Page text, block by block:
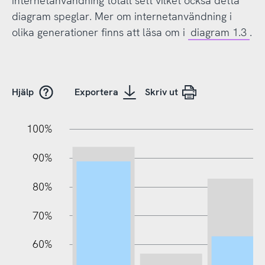
diagram speglar. Mer om internetanvändning i
olika generationer finns att läsa om i diagram 1.3 .
Hjälp Exportera Skriv ut
60%
70%
80%
90%
100%